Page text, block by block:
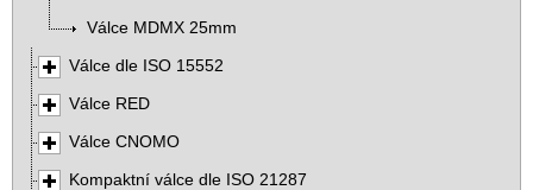
Válce MDMX 25mm
Válce dle ISO 15552
Válce RED
Válce CNOMO
Kompaktní válce dle ISO 21287